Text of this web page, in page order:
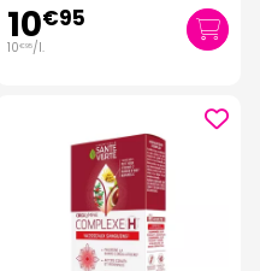
10€95
10€95/l.